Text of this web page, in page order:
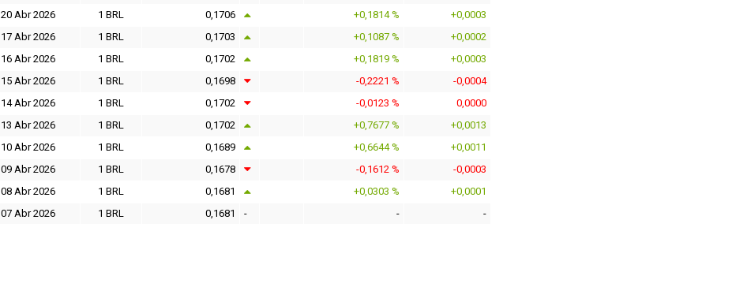
20 Abr 2026
1 BRL 0,1706 +0,1814 %
+0,0003
17 Abr 2026
1 BRL 0,1703 +0,1087 %
+0,0002
16 Abr 2026
1 BRL 0,1702 +0,1819 %
+0,0003
15 Abr 2026
1 BRL 0,1698 -0,2221 %
-0,0004
14 Abr 2026
1 BRL 0,1702 -0,0123 %
0,0000
13 Abr 2026
1 BRL 0,1702 +0,7677 %
+0,0013
10 Abr 2026
1 BRL 0,1689 +0,6644 %
+0,0011
09 Abr 2026
1 BRL 0,1678 -0,1612 %
-0,0003
08 Abr 2026
1 BRL 0,1681 +0,0303 %
+0,0001
07 Abr 2026
1 BRL 0,1681 - - -